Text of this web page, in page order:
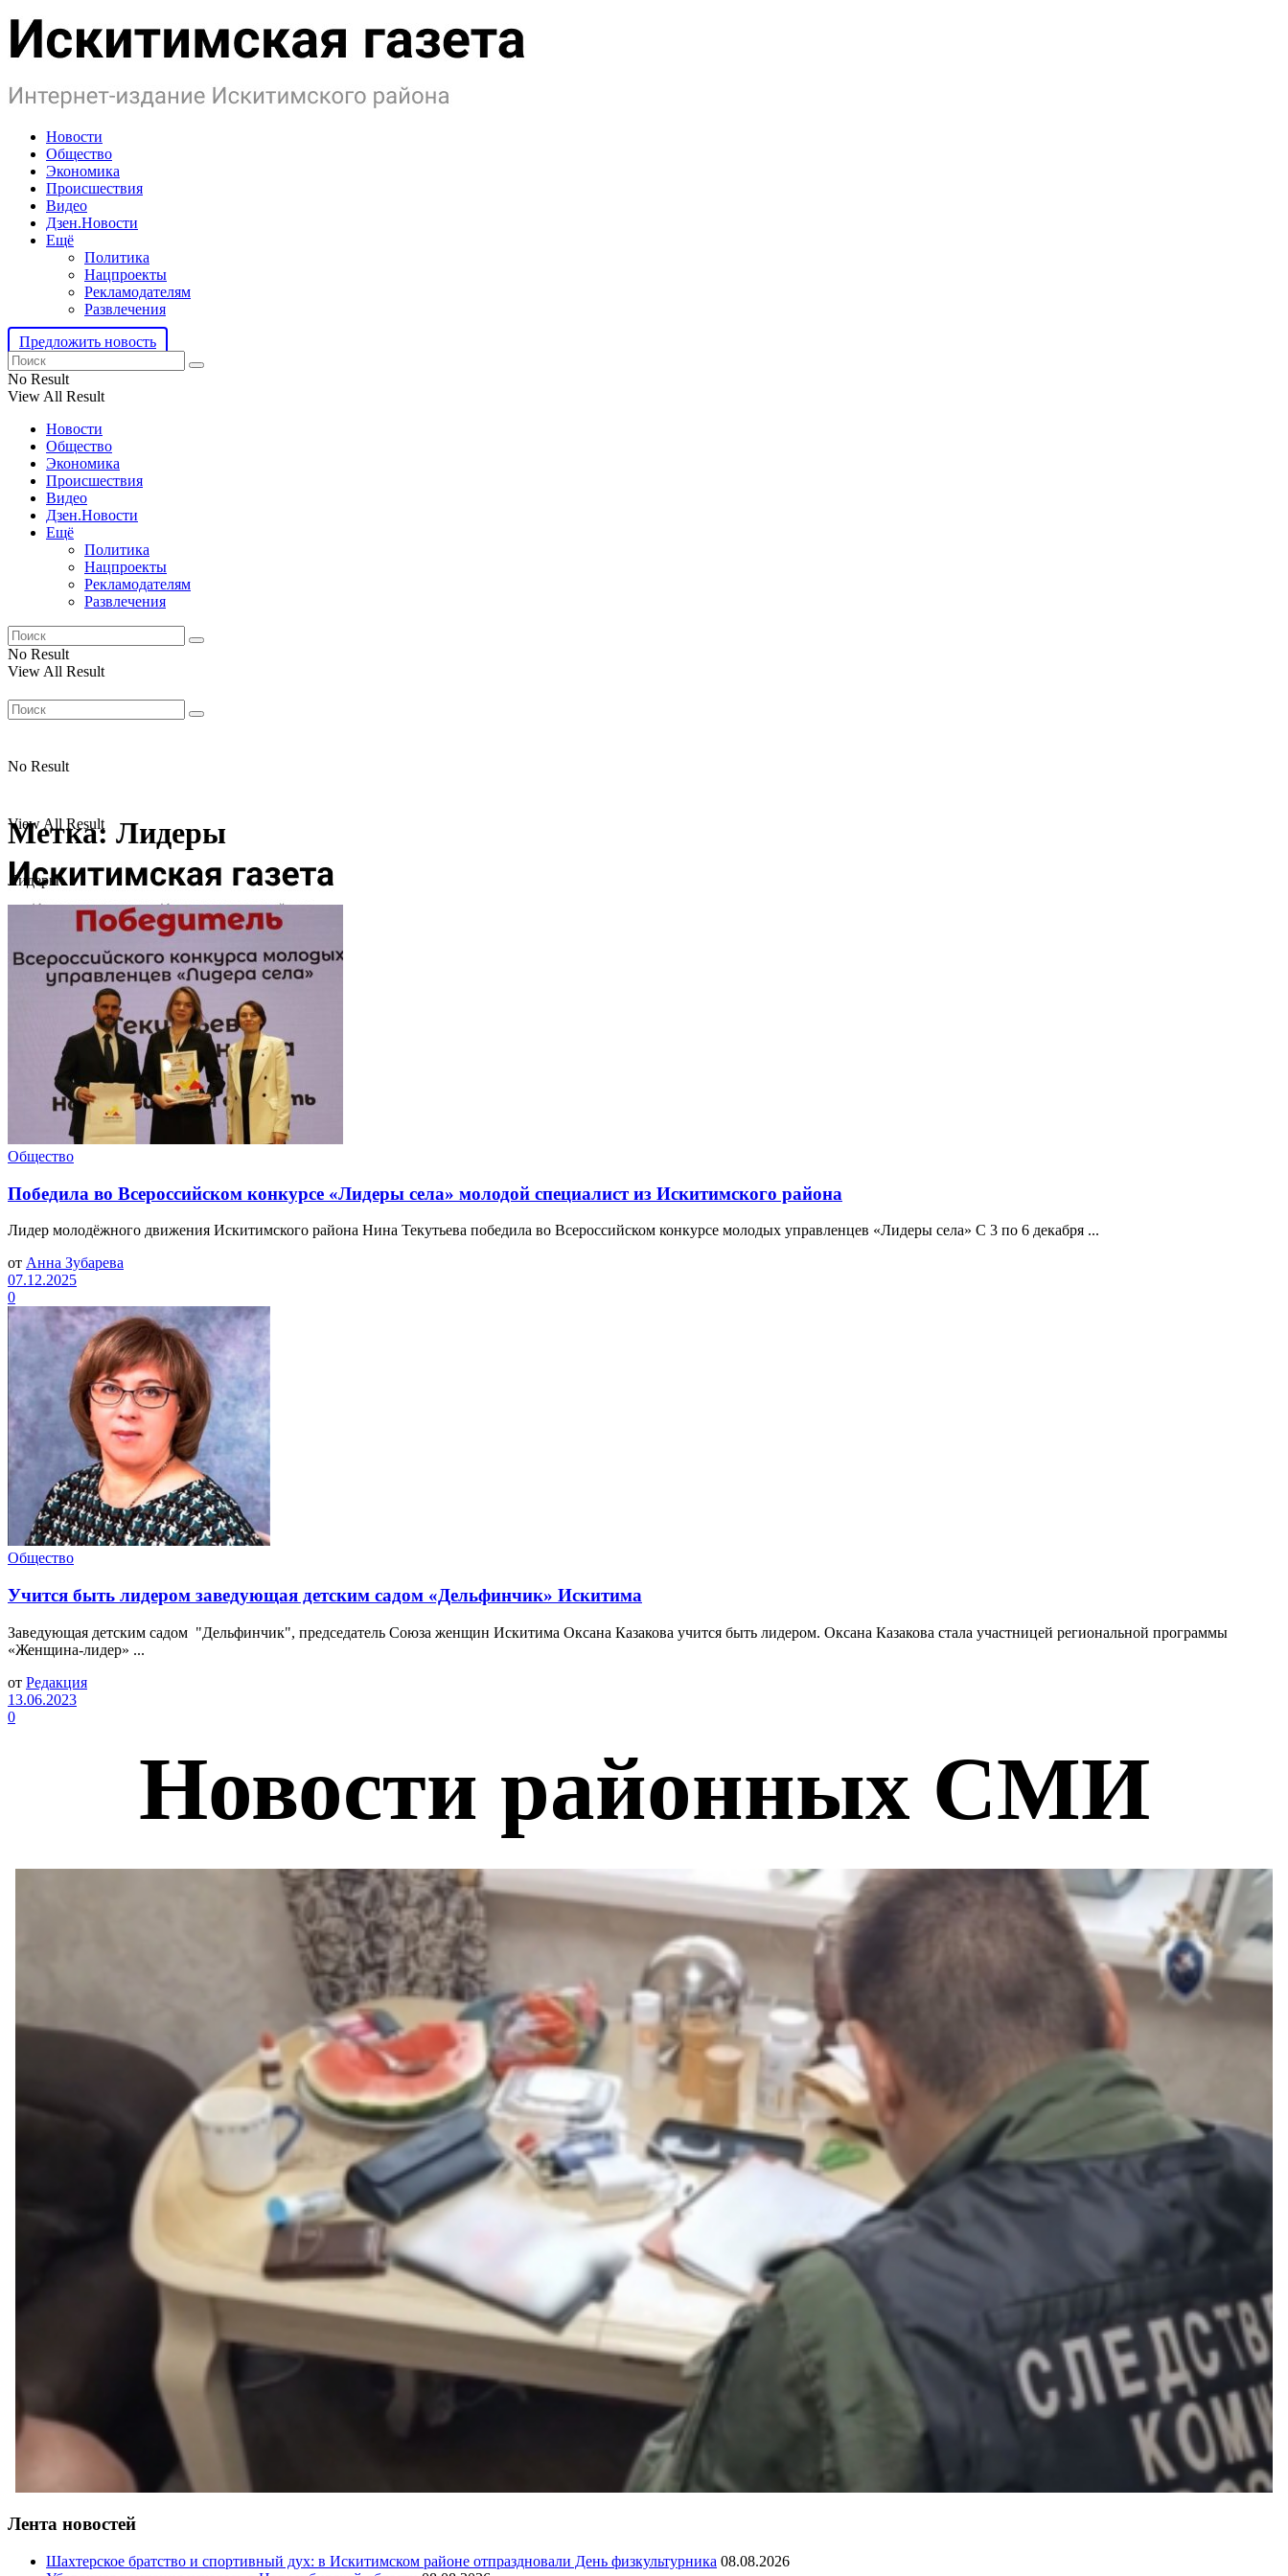
Новости
Общество
Экономика
Происшествия
Видео
Дзен.Новости
Ещё
Политика
Нацпроекты
Рекламодателям
Развлечения
Предложить новость
No Result
View All Result
Новости
Общество
Экономика
Происшествия
Видео
Дзен.Новости
Ещё
Политика
Нацпроекты
Рекламодателям
Развлечения
No Result
View All Result
No Result
View All Result
Метка: Лидеры
Лидеры
Общество
Победила во Всероссийском конкурсе «Лидеры села» молодой специалист из Искитимского района
Лидер молодёжного движения Искитимского района Нина Текутьева победила во Всероссийском конкурсе молодых управленцев «Лидеры села» С 3 по 6 декабря ...
от Анна Зубарева
07.12.2025
0
Общество
Учится быть лидером заведующая детским садом «Дельфинчик» Искитима
Заведующая детским садом "Дельфинчик", председатель Союза женщин Искитима Оксана Казакова учится быть лидером. Оксана Казакова стала участницей региональной программы
«Женщина-лидер» ...
от Редакция
13.06.2023
0
Лента новостей
Шахтерское братство и спортивный дух: в Искитимском районе отпраздновали День физкультурника 08.08.2026